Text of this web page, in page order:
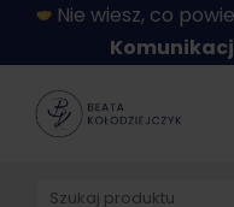
PrzejdźNie wiesz, co
Szukaj